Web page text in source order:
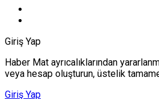
Giriş Yap
Haber Mat ayrıcalıklarından
veya hesap oluşturun, üstelik
Giriş Yap